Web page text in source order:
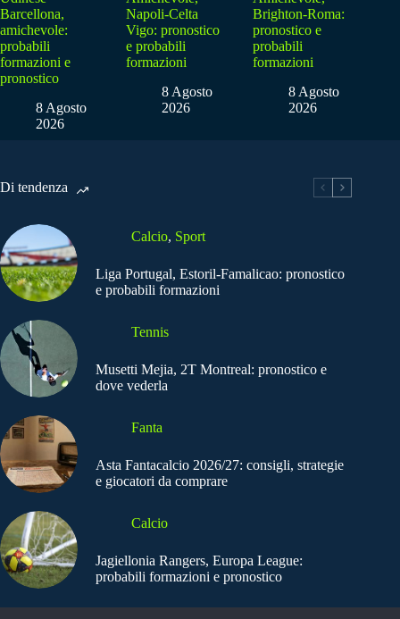
Barcellona,
amichevole:
probabili
formazioni e
pronostico
8 Agosto
2026
Napoli-Celta
Vigo: pronostico
e probabili
formazioni
8 Agosto
2026
Brighton-Roma:
pronostico e
probabili
formazioni
8 Agosto
2026
Di tendenza
Calcio, Sport
Liga Portugal, Estoril-Famalicao: pronostico
e probabili formazioni
Tennis
Musetti Mejia, 2T Montreal: pronostico e
dove vederla
Fanta
Asta Fantacalcio 2026/27: consigli, strategie
e giocatori da comprare
Calcio
Jagiellonia Rangers, Europa League:
probabili formazioni e pronostico